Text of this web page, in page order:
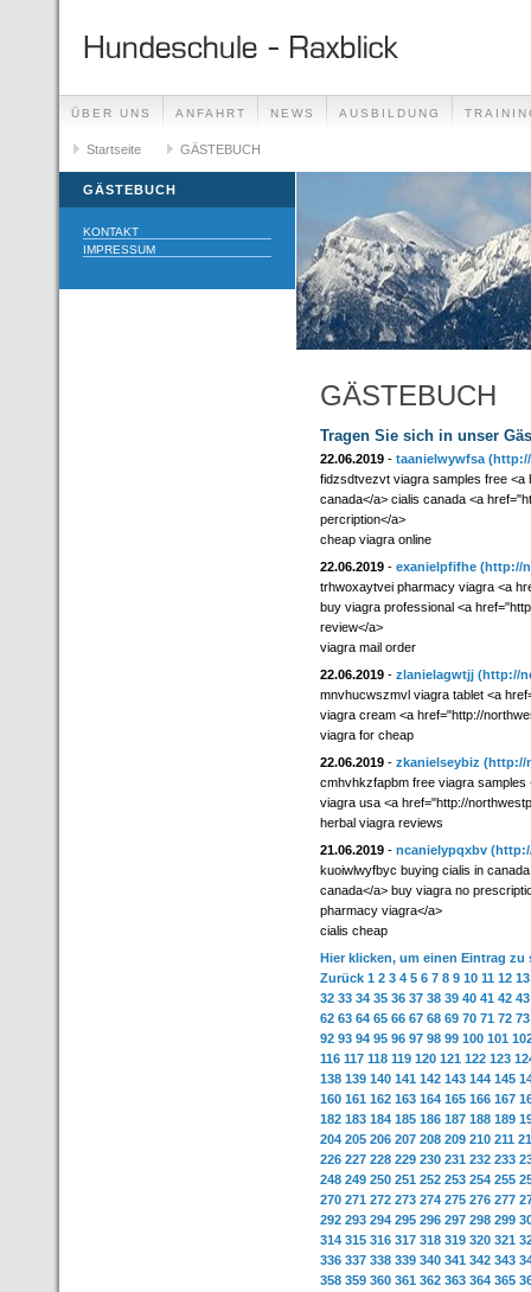
ÜBER UNS ANFAHRT NEWS AUSBILDUNG
GÄSTEBUCH LINKS
Startseite GÄSTEBUCH
GÄSTEBUCH
KONTAKT
IMPRESSUM
GÄSTEBUCH
Tragen Sie sich in unser
22.06.2019 - taanielwywfsa
fidzsdtvezvt viagra samples free <a
canada</a> cialis canada <a
percription</a>
cheap viagra online
22.06.2019 - exanielpfifhe (http://
trhwoxaytvei pharmacy viagra <a
buy viagra professional <a
review</a>
viagra mail order
22.06.2019 - zlanielagwtjj (http://
mnvhucwszmvl viagra tablet <a
viagra cream <a href="http://
viagra for cheap
22.06.2019 - zkanielseybiz (http://
cmhvhkzfapbm free viagra samples
viagra usa <a href="http://
herbal viagra reviews
21.06.2019 - ncanielypqxbv
kuoiwlwyfbyc buying cialis in
canada</a> buy viagra no
pharmacy viagra</a>
cialis cheap
Hier klicken, um einen Eintrag zu
Zurück 1 2 3 4 5 6 7 8 9 10 11 12 13
32 33 34 35 36 37 38 39 40 41 42 43
62 63 64 65 66 67 68 69 70 71 72 73
92 93 94 95 96 97 98 99 100 101
116 117 118 119 120 121 122 123
138 139 140 141 142 143 144 145
160 161 162 163 164 165 166 167
182 183 184 185 186 187 188 189
204 205 206 207 208 209 210 211
226 227 228 229 230 231 232 233
248 249 250 251 252 253 254 255
270 271 272 273 274 275 276 277
292 293 294 295 296 297 298 299
314 315 316 317 318 319 320 321
336 337 338 339 340 341 342 343
358 359 360 361 362 363 364 365